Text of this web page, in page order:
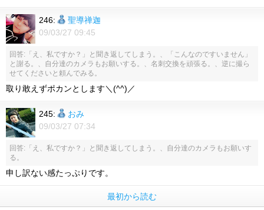
246:
聖導禅迦
09/03/27 09:45
回答:「え、私ですか？」と聞き返してしまう。、「こんなのですいません」
と謝る。、自分達のカメラもお願いする。、名刺交換を頑張る。、逆に撮ら
せてくださいと頼んでみる。
取り敢えずポカンとします＼(^^)／
245:
おみ
09/03/27 07:34
回答:「え、私ですか？」と聞き返してしまう。、自分達のカメラもお願いす
る。
申し訳ない感たっぷりです。
最初から読む